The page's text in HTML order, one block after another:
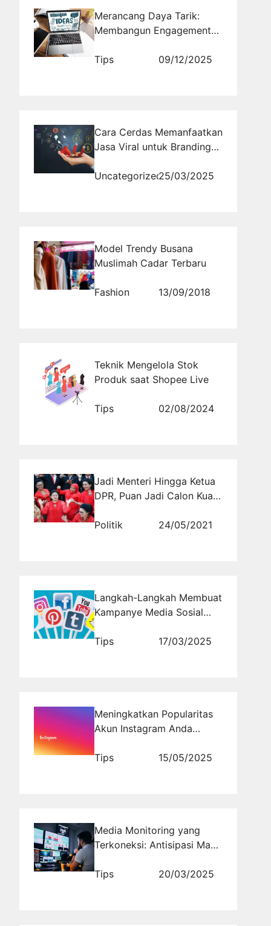
Merancang Daya Tarik:
Membangun Engagement
Konten Kreatif yang
Tips 09/12/2025
Cara Cerdas Memanfaatkan
Jasa Viral untuk Branding
Uncategorized25/03/2025
Model Trendy Busana
Muslimah Cadar Terbaru
Fashion 13/09/2018
Teknik Mengelola Stok
Produk saat Shopee Live
Tips 02/08/2024
Jadi Menteri Hingga Ketua
DPR, Puan Jadi Calon Kuat
Politik
24/05/2021
Langkah-Langkah Membuat
Kampanye Media Sosial
Konsisten
Tips 17/03/2025
Meningkatkan Popularitas
Akun Instagram Anda
Instagram Tertarget dari
Tips 15/05/2025
Media Monitoring yang
Terkoneksi: Antisipasi Masa
Tips
20/03/2025